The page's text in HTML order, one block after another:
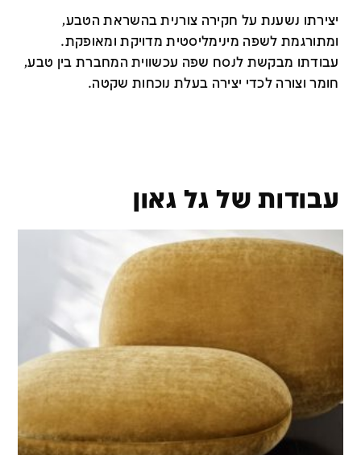
יצירתו נשענת על חקירה צורנית בהשראת הטבע,
ומתורגמת לשפה מינימליסטית מדויקת ומאופקת.
עבודתו מבקשת לנסח שפה עכשווית המחברת בין טבע,
חומר וצורה לכדי יצירה בעלת נוכחות שקטה.
עבודות של גל גאון